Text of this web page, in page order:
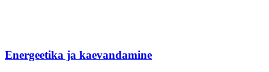
Energeetika ja kaevandamine